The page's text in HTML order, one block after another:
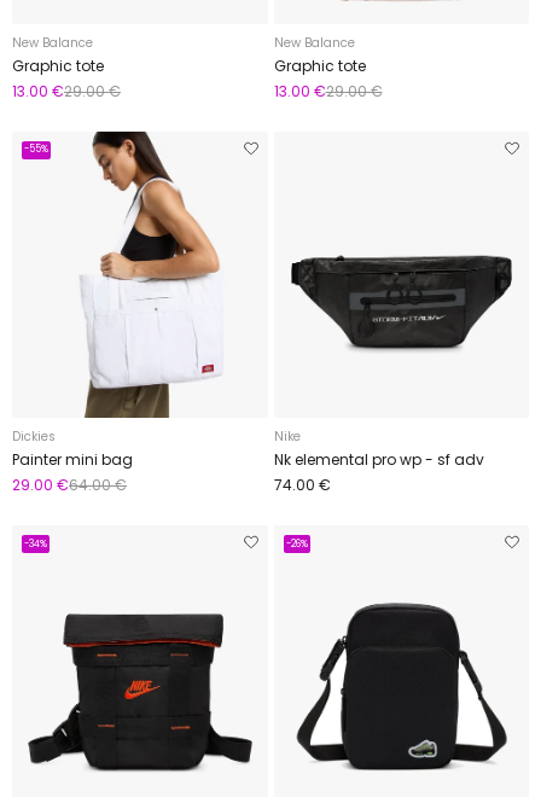
New Balance
Graphic tote
13.00 €29.00 €
New Balance
Graphic tote
13.00 €29.00 €
-55%
Dickies
Painter mini bag
29.00 €64.00 €
Nike
Nk elemental pro wp - sf adv
74.00 €
-34% -26%